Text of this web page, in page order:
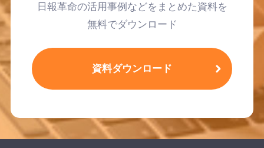
日報革命の活用事例などをまとめた資料を
無料でダウンロード
資料ダウンロード